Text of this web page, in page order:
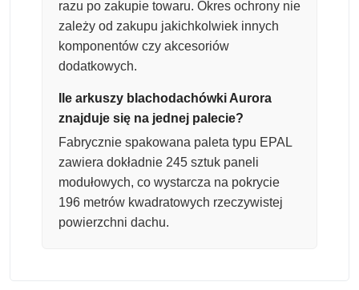
razu po zakupie towaru. Okres ochrony nie
zależy od zakupu jakichkolwiek innych
komponentów czy akcesoriów
dodatkowych.
Ile arkuszy blachodachówki Aurora
znajduje się na jednej palecie?
Fabrycznie spakowana paleta typu EPAL
zawiera dokładnie 245 sztuk paneli
modułowych, co wystarcza na pokrycie
196 metrów kwadratowych rzeczywistej
powierzchni dachu.